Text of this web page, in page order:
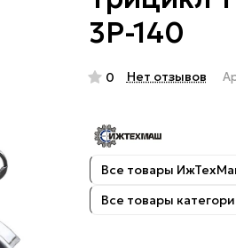
3Р-140
0 Нет отзывов
Все товары
Все товары